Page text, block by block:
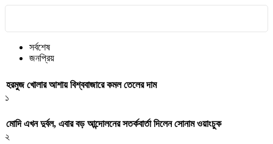
সর্বশেষ
জনপ্রিয়
হরমুজ খোলার আশায় বিশ্ববাজারে কমল তেলের দাম
১
মোদি এখন দুর্বল, এবার বড় আন্দোলনের সতর্কবার্তা দিলেন সোনাম ওয়াংচুক
২